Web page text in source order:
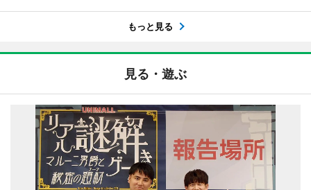
もっと見る
見る・遊ぶ